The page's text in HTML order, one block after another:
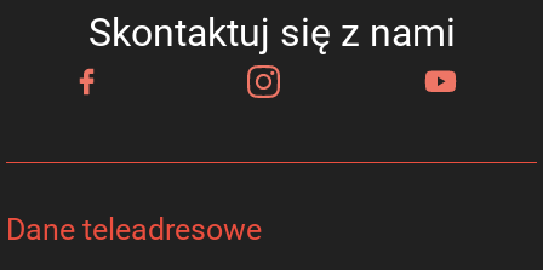
Skontaktuj się z nami
Dane teleadresowe